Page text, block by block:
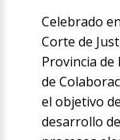
Celebrado
Corte de
Provincia de
de
el objetivo
desarrollo